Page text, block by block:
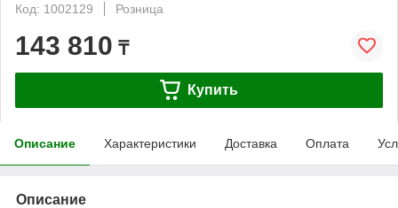
Код: 1002129
Розница
143 810 ₸
Купить
Описание Характеристики Доставка Оплата
Описание